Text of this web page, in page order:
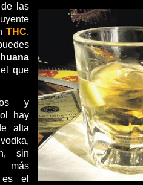
las
THC.
que
y
hay
alta
sin
más
es el